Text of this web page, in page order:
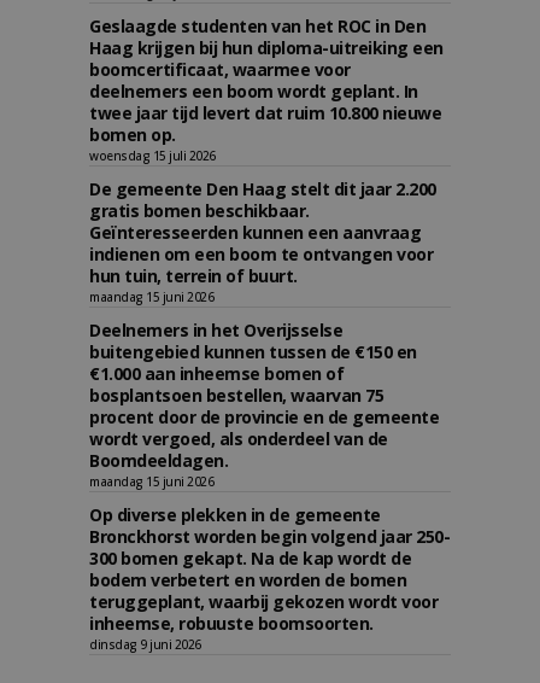
Geslaagde studenten van het ROC in Den
Haag krijgen bij hun diploma-uitreiking een
boomcertificaat, waarmee voor
deelnemers een boom wordt geplant. In
twee jaar tijd levert dat ruim 10.800 nieuwe
bomen op.
woensdag 15 juli 2026
De gemeente Den Haag stelt dit jaar 2.200
gratis bomen beschikbaar.
Geïnteresseerden kunnen een aanvraag
indienen om een boom te ontvangen voor
hun tuin, terrein of buurt.
maandag 15 juni 2026
Deelnemers in het Overijsselse
buitengebied kunnen tussen de €150 en
€1.000 aan inheemse bomen of
bosplantsoen bestellen, waarvan 75
procent door de provincie en de gemeente
wordt vergoed, als onderdeel van de
Boomdeeldagen.
maandag 15 juni 2026
Op diverse plekken in de gemeente
Bronckhorst worden begin volgend jaar 250-
300 bomen gekapt. Na de kap wordt de
bodem verbetert en worden de bomen
teruggeplant, waarbij gekozen wordt voor
inheemse, robuuste boomsoorten.
dinsdag 9 juni 2026